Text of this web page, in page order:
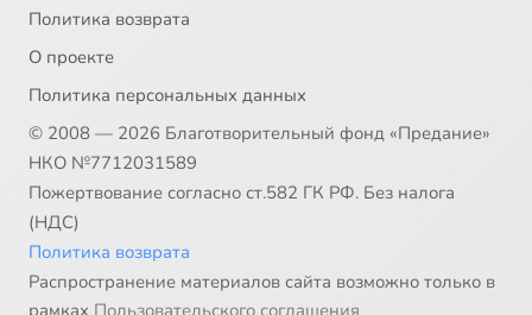
Политика возврата
О проекте
Политика персональных данных
© 2008 — 2026 Благотворительный фонд «Предание»
НКО №7712031589
Пожертвование согласно ст.582 ГК РФ. Без налога
(НДС)
Политика возврата
Распространение материалов сайта возможно только в